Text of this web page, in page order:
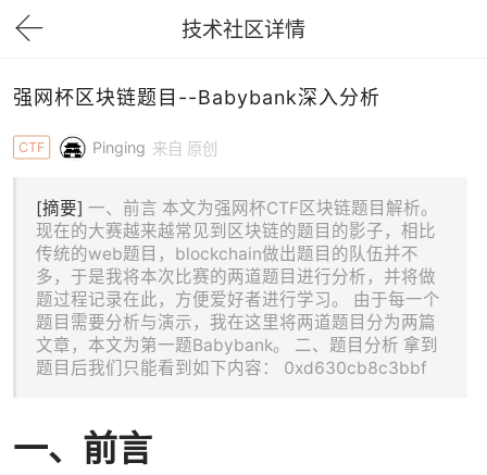
技术社区详情
下拉刷新
强网杯区块链题目--Babybank深入分析
CTF Pinging 来自 原创
[摘要] 一、前言 本文为强网杯CTF区块链题目解析。
现在的大赛越来越常见到区块链的题目的影子，相比
传统的web题目，blockchain做出题目的队伍并不
多，于是我将本次比赛的两道题目进行分析，并将做
题过程记录在此，方便爱好者进行学习。 由于每一个
题目需要分析与演示，我在这里将两道题目分为两篇
文章，本文为第一题Babybank。 二、题目分析 拿到
题目后我们只能看到如下内容： 0xd630cb8c3bbf
一、前言